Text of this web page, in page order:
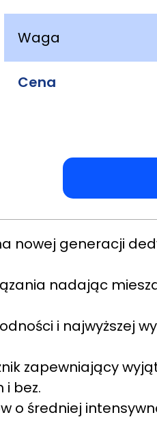
Waga
Cena
nowej generacji
nadając
i najwyższej
zapewniający
i bez.
o średniej